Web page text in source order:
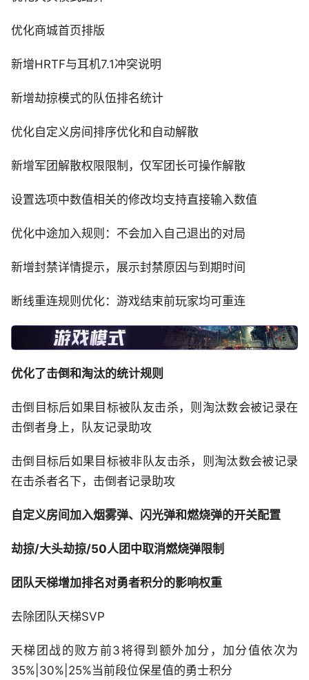
优化商城首页排版
新增HRTF与耳机7.1冲突说明
新增劫掠模式的队伍排名统计
优化自定义房间排序优化和自动解散
新增军团解散权限限制，仅军团长可操作解散
设置选项中数值相关的修改均支持直接输入数值
优化中途加入规则：不会加入自己退出的对局
新增封禁详情提示，展示封禁原因与到期时间
断线重连规则优化：游戏结束前玩家均可重连
优化了击倒和淘汰的统计规则
击倒目标后如果目标被队友击杀，则淘汰数会被记录在
击倒者身上，队友记录助攻
击倒目标后如果目标被非队友击杀，则淘汰数会被记录
在击杀者名下，击倒者记录助攻
自定义房间加入烟雾弹、闪光弹和燃烧弹的开关配置
劫掠/大头劫掠/50人团中取消燃烧弹限制
团队天梯增加排名对勇者积分的影响权重
去除团队天梯SVP
天梯团战的败方前3将得到额外加分，加分值依次为
35%|30%|25%当前段位保星值的勇士积分